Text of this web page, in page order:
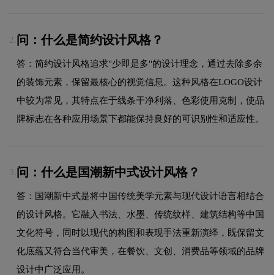
2. 问：什么是简约设计风格？
答：简约设计风格追求"少即是多"的设计理念，通过去除多余
的装饰元素，保留最核心的视觉信息。这种风格在LOGO设计
中较为常见，其特点在于线条干净利落、色彩使用克制，使品
牌标志在各种应用场景下都能保持良好的可识别性和适应性。
3. 问：什么是国潮新中式设计风格？
答：国潮新中式是将中国传统美学元素与现代设计语言相结合
的设计风格。它融入书法、水墨、传统纹样、建筑结构等中国
文化符号，同时以现代的构图和表现手法重新演绎，既保留文
化底蕴又符合当代审美，在餐饮、文创、消费品等领域的品牌
设计中广泛应用。